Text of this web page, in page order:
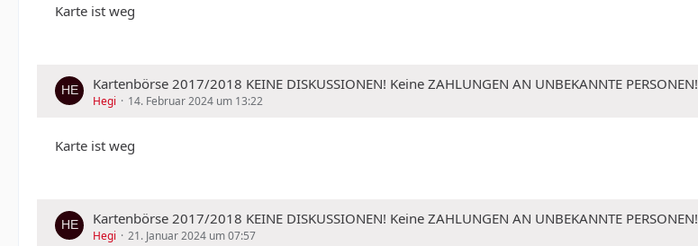
Karte ist weg
Kartenbörse 2017/2018 KEINE DISKUSSIONEN! Keine ZAHLUNGEN AN UNBEKANNTE PERSONEN!
Hegi 14. Februar 2024 um 13:22
Karte ist weg
Kartenbörse 2017/2018 KEINE DISKUSSIONEN! Keine ZAHLUNGEN AN UNBEKANNTE PERSONEN!
Hegi 21. Januar 2024 um 07:57